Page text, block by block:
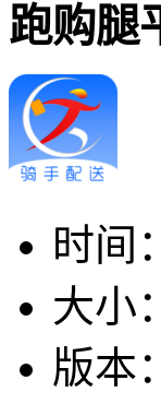
跑购腿
时间：
大小：
版本：